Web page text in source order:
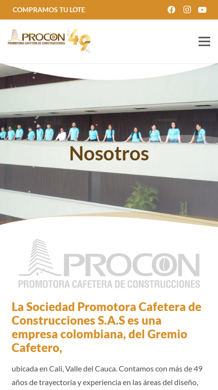
COMPRAMOS TU LOTE
Nosotros
La Sociedad Promotora Cafetera de
Construcciones S.A.S es una
empresa colombiana, del Gremio
Cafetero,
ubicada en Cali, Valle del Cauca. Contamos con más de 49
años de trayectoria y experiencia en las áreas del diseño,